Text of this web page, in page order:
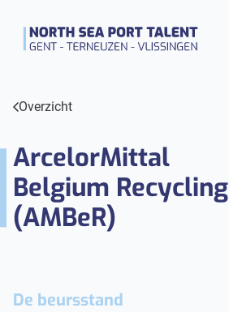
Overzicht
ArcelorMittal
Belgium Recycling
(AMBeR)
De beursstand